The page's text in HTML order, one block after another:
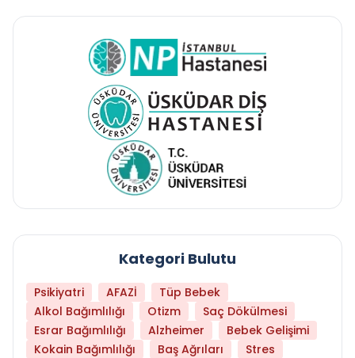
Kategori Bulutu
Psikiyatri AFAZİ
Tüp Bebek
Alkol Bağımlılığı
Otizm
Saç Dökülmesi
Esrar Bağımlılığı
Alzheimer
Bebek Gelişimi
Kokain Bağımlılığı
Baş Ağrıları
Stres